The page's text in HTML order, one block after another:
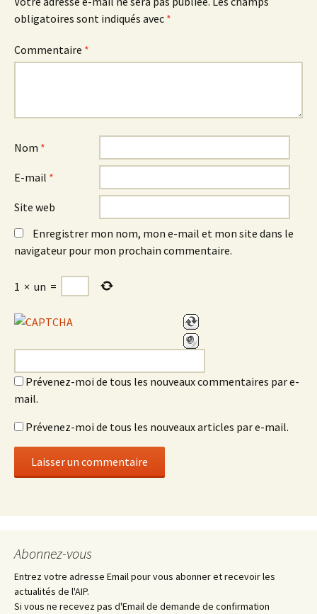
obligatoires sont indiqués avec *
Commentaire *
Nom *
E-mail *
Site web
Enregistrer mon nom, mon e-mail et mon site dans le
navigateur pour mon prochain commentaire.
1 × un =
Prévenez-moi de tous les nouveaux commentaires par e-
mail.
Prévenez-moi de tous les nouveaux articles par e-mail.
Abonnez-vous
Entrez votre adresse Email pour vous abonner et recevoir les
actualités de l'AIP.
Si vous ne recevez pas d'Email de demande de confirmation